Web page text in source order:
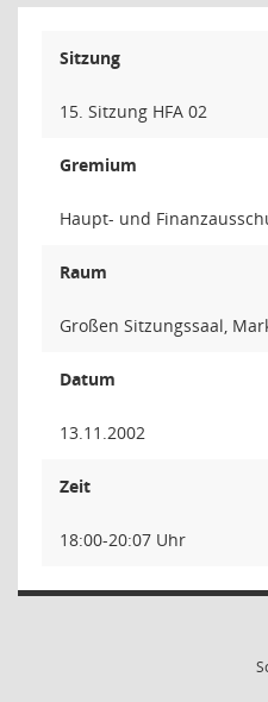
Sitzung
15. Sitzung HFA 02
Gremium
Haupt- und
Raum
Großen Sitzungssaal,
Datum
13.11.2002
Zeit
18:00-20:07 Uhr